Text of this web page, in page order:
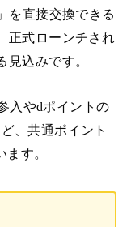
直接交換できる
正式ローンチされ
込みです。
入やdポイントの
、共通ポイント
す。